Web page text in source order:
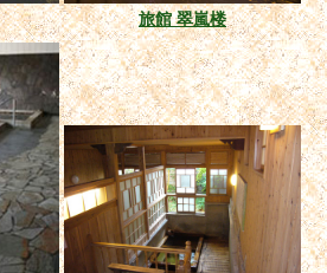
旅館 翠嵐楼